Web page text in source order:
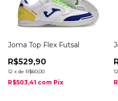
Joma Top Flex Futsal
R$529,90
12 x de R$60,00
R$503,41 com Pix
12